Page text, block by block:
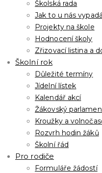
Školská rada
Jak to u nás vypadá
Projekty na škole
Hodnocení školy
Zřizovací listina a
Školní rok
Důležité termíny
Jídelní lístek
Kalendář akcí
Žákovský
Kroužky a
Rozvrh hodin žáků
Školní řád
Pro rodiče
Formuláře žádostí